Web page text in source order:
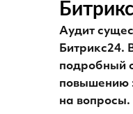
Аудит
Битрикс24.
подробный
повышению
на вопросы.